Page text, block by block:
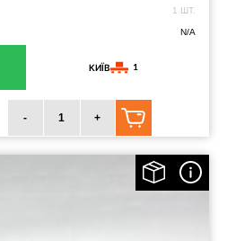
1 ШТ.
N/A
КИЇВ 1
- +